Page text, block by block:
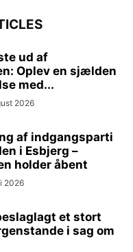
ud af
Oplev en sjælden
med...
2026
af indgangsparti
i Esbjerg –
holder åbent
2026
et stort
i sag om